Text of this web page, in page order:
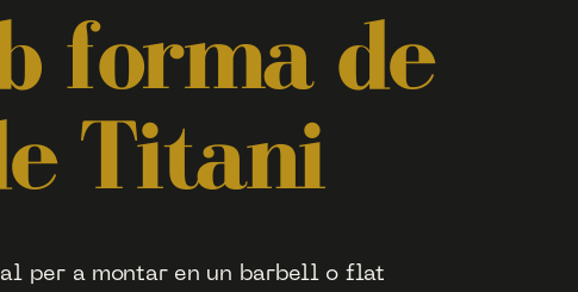
forma de
Titani
per a montar en un barbell o flat